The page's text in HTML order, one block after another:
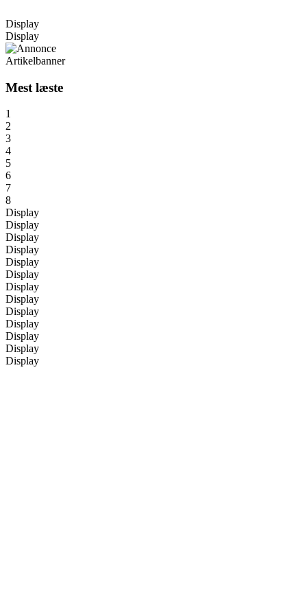
Display
Display
Artikelbanner
Mest læste
1
2
3
4
5
6
7
8
Display
Display
Display
Display
Display
Display
Display
Display
Display
Display
Display
Display
Display